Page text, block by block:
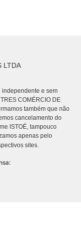
LTDA
independente e sem
COMÉRCIO DE
também que não
cancelamento do
ISTOÉ, tampouco
apenas pelo
sites.